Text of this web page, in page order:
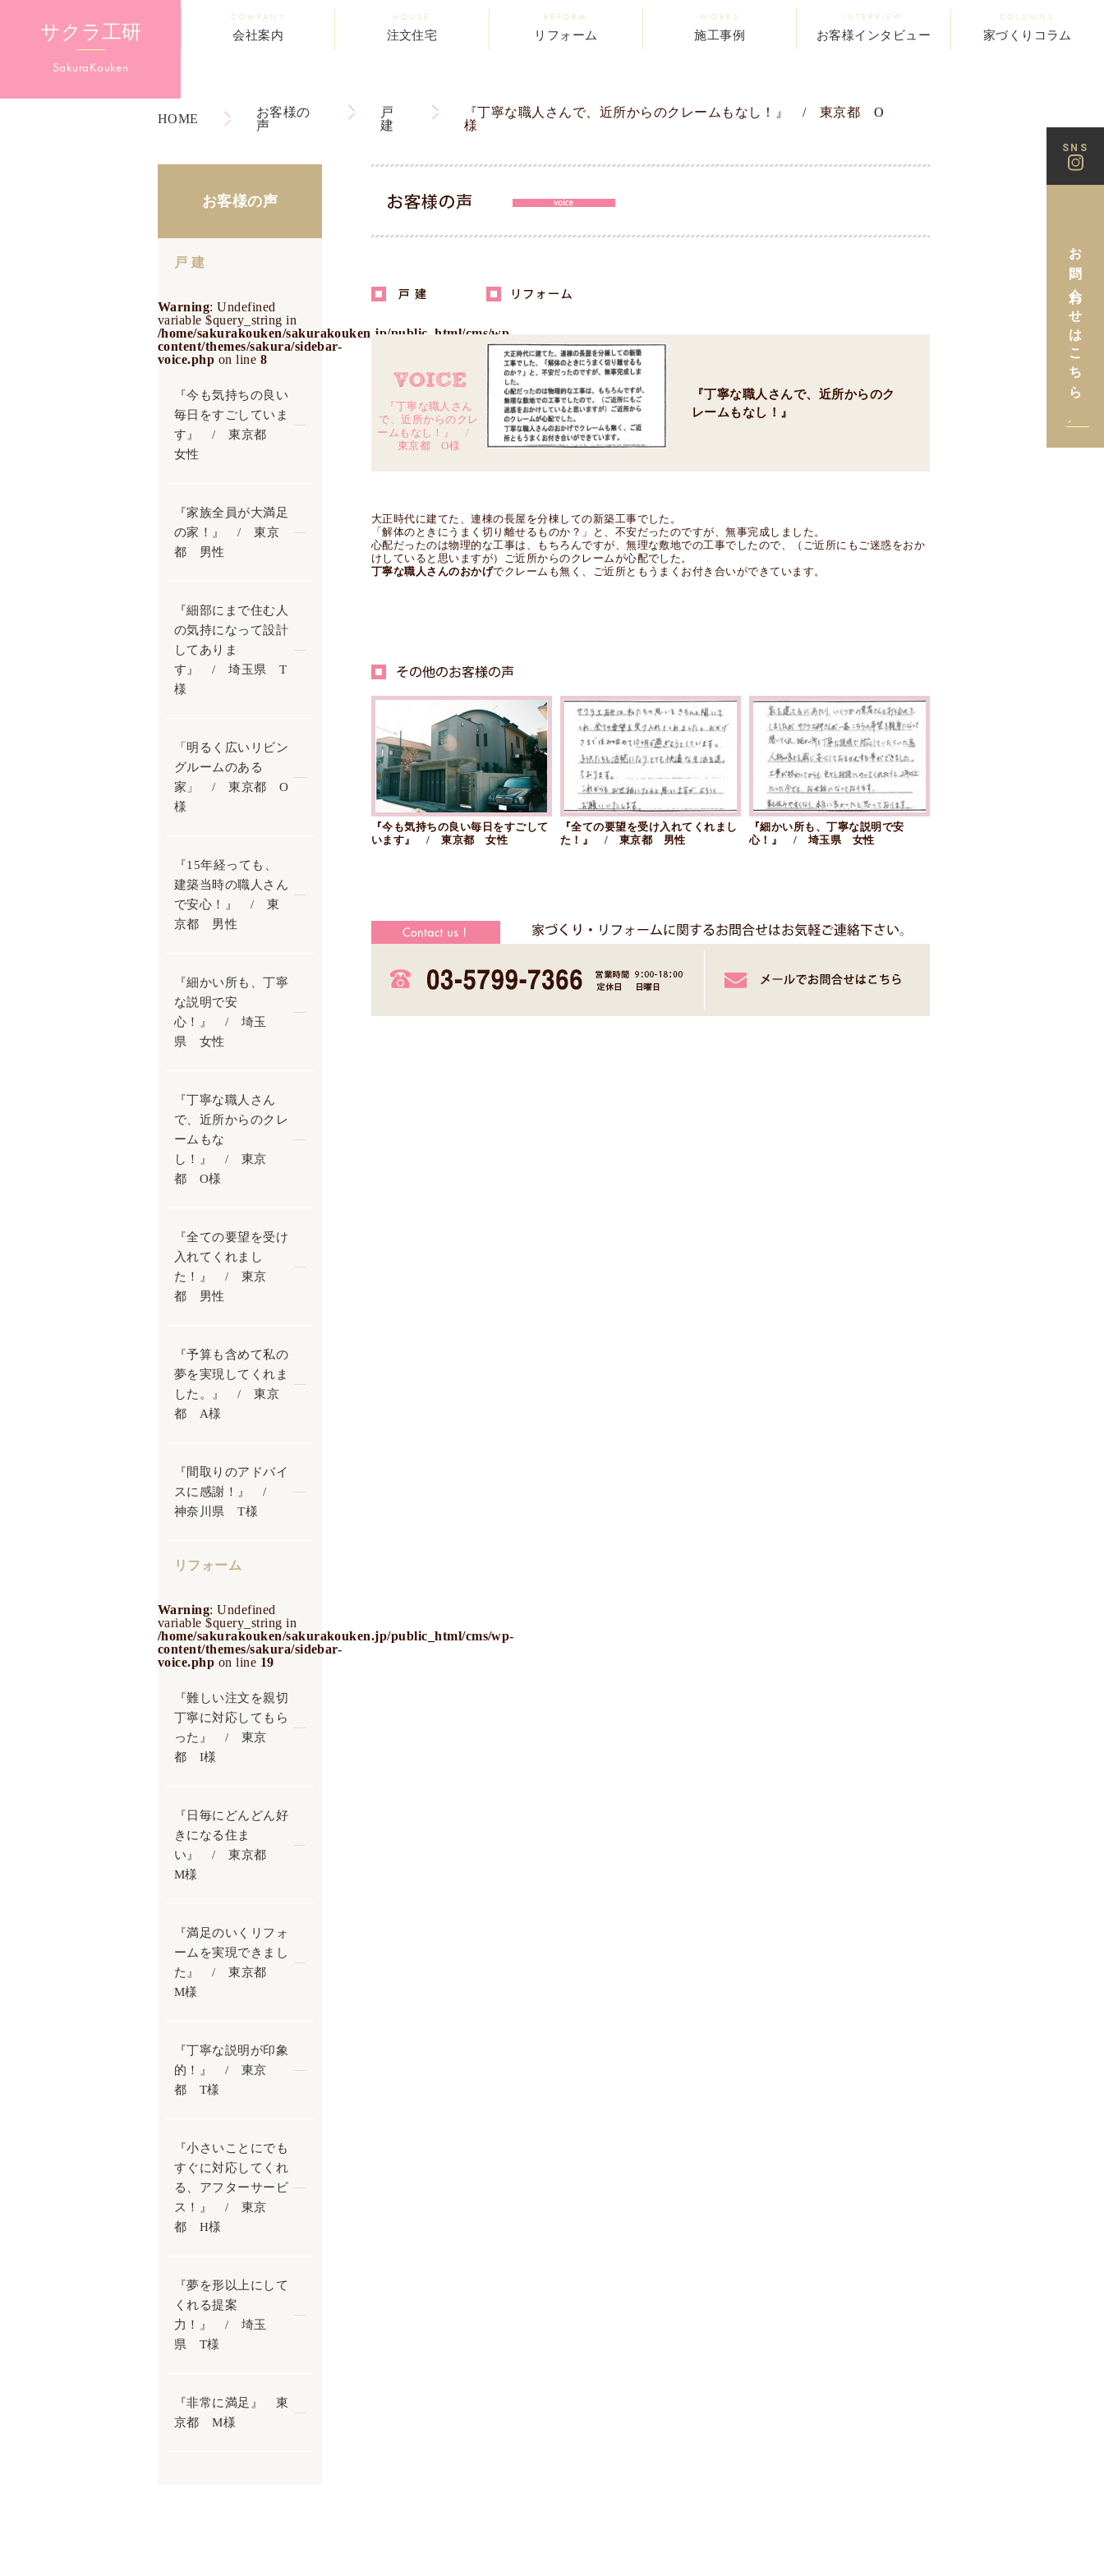
サクラ工研
SakuraKouken
SNS
お問い合わせはこちら
COMPANY
会社案内
HOUSE
注文住宅
REFORM
リフォーム
WORKS
施工事例
INTERVIEW
お客様インタビュー
COLUMNS
家づくりコラム
HOME
お客様の
声
戸
建
『丁寧な職人さんで、近所からのクレームもなし！』 / 東京都 O
様
お客様の声
戸 建
Warning: Undefined
variable $query_string in
/home/sakurakouken/sakurakouken.jp/public_html/cms/wp-
content/themes/sakura/sidebar-
voice.php on line 8
『今も気持ちの良い
毎日をすごしていま
す』 / 東京都
女性
『家族全員が大満足
の家！』 / 東京
都 男性
『細部にまで住む人
の気持になって設計
してありま
す』 / 埼玉県 T
様
「明るく広いリビン
グルームのある
家」 / 東京都 O
様
『15年経っても、
建築当時の職人さん
で安心！』 / 東
京都 男性
『細かい所も、丁寧
な説明で安
心！』 / 埼玉
県 女性
『丁寧な職人さん
で、近所からのクレ
ームもな
し！』 / 東京
都 O様
『全ての要望を受け
入れてくれまし
た！』 / 東京
都 男性
『予算も含めて私の
夢を実現してくれま
した。』 / 東京
都 A様
『間取りのアドバイ
スに感謝！』 /
神奈川県 T様
リフォーム
Warning: Undefined
variable $query_string in
/home/sakurakouken/sakurakouken.jp/public_html/cms/wp-
content/themes/sakura/sidebar-
voice.php on line 19
『難しい注文を親切
丁寧に対応してもら
った』 / 東京
都 I様
『日毎にどんどん好
きになる住ま
い』 / 東京都
M様
『満足のいくリフォ
ームを実現できまし
た』 / 東京都
M様
『丁寧な説明が印象
的！』 / 東京
都 T様
『小さいことにでも
すぐに対応してくれ
る、アフターサービ
ス！』 / 東京
都 H様
『夢を形以上にして
くれる提案
力！』 / 埼玉
県 T様
『非常に満足』 東
京都 M様
『丁寧な職人さん
で、近所からのクレ
ームもなし！』 /
東京都 O様
『丁寧な職人さんで、近所からのク
レームもなし！』
大正時代に建てた、連棟の長屋を分棟しての新築工事でした。
「解体のときにうまく切り離せるものか？」と、不安だったのですが、無事完成しました。
心配だったのは物理的な工事は、もちろんですが、無理な敷地での工事でしたので、（ご近所にもご迷惑をおか
けしていると思いますが）ご近所からのクレームが心配でした。
丁寧な職人さんのおかげでクレームも無く、ご近所ともうまくお付き合いができています。
『今も気持ちの良い毎日をすごして
います』 / 東京都 女性
『全ての要望を受け入れてくれまし
た！』 / 東京都 男性
『細かい所も、丁寧な説明で安
心！』 / 埼玉県 女性